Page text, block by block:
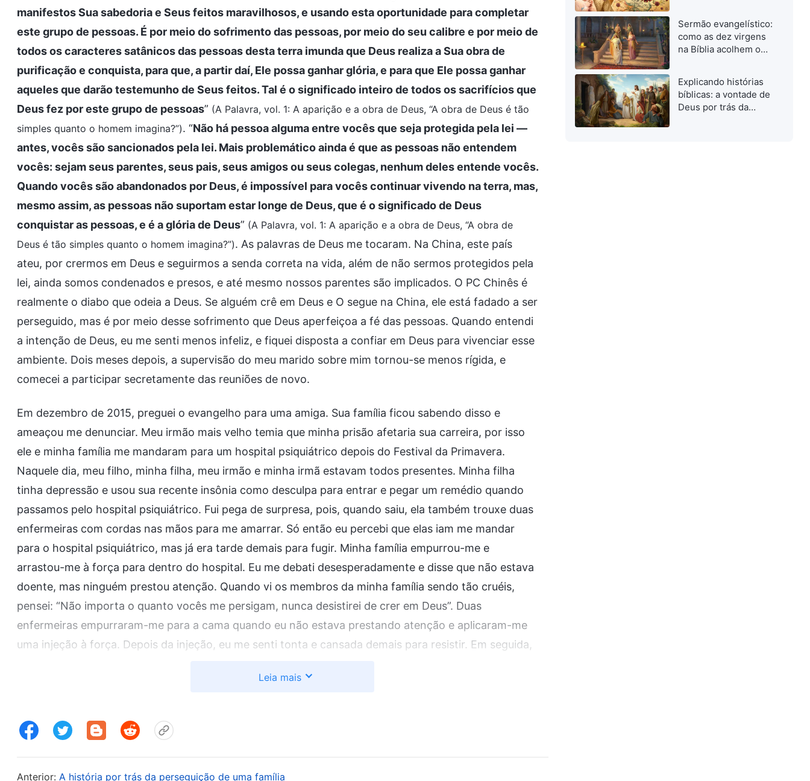
manifestos Sua sabedoria e Seus feitos maravilhosos, e usando esta oportunidade para completar
este grupo de pessoas. É por meio do sofrimento das pessoas, por meio do seu calibre e por meio de
todos os caracteres satânicos das pessoas desta terra imunda que Deus realiza a Sua obra de
purificação e conquista, para que, a partir daí, Ele possa ganhar glória, e para que Ele possa ganhar
aqueles que darão testemunho de Seus feitos. Tal é o significado inteiro de todos os sacrifícios que
Deus fez por este grupo de pessoas” (A Palavra, vol. 1: A aparição e a obra de Deus, “A obra de Deus é tão
simples quanto o homem imagina?”). “Não há pessoa alguma entre vocês que seja protegida pela lei —
antes, vocês são sancionados pela lei. Mais problemático ainda é que as pessoas não entendem
vocês: sejam seus parentes, seus pais, seus amigos ou seus colegas, nenhum deles entende vocês.
Quando vocês são abandonados por Deus, é impossível para vocês continuar vivendo na terra, mas,
mesmo assim, as pessoas não suportam estar longe de Deus, que é o significado de Deus
conquistar as pessoas, e é a glória de Deus” (A Palavra, vol. 1: A aparição e a obra de Deus, “A obra de
Deus é tão simples quanto o homem imagina?”). As palavras de Deus me tocaram. Na China, este país
ateu, por crermos em Deus e seguirmos a senda correta na vida, além de não sermos protegidos pela
lei, ainda somos condenados e presos, e até mesmo nossos parentes são implicados. O PC Chinês é
realmente o diabo que odeia a Deus. Se alguém crê em Deus e O segue na China, ele está fadado a ser
perseguido, mas é por meio desse sofrimento que Deus aperfeiçoa a fé das pessoas. Quando entendi
a intenção de Deus, eu me senti menos infeliz, e fiquei disposta a confiar em Deus para vivenciar esse
ambiente. Dois meses depois, a supervisão do meu marido sobre mim tornou-se menos rígida, e
comecei a participar secretamente das reuniões de novo.
Em dezembro de 2015, preguei o evangelho para uma amiga. Sua família ficou sabendo disso e
ameaçou me denunciar. Meu irmão mais velho temia que minha prisão afetaria sua carreira, por isso
ele e minha família me mandaram para um hospital psiquiátrico depois do Festival da Primavera.
Naquele dia, meu filho, minha filha, meu irmão e minha irmã estavam todos presentes. Minha filha
tinha depressão e usou sua recente insônia como desculpa para entrar e pegar um remédio quando
passamos pelo hospital psiquiátrico. Fui pega de surpresa, pois, quando saiu, ela também trouxe duas
enfermeiras com cordas nas mãos para me amarrar. Só então eu percebi que elas iam me mandar
para o hospital psiquiátrico, mas já era tarde demais para fugir. Minha família empurrou-me e
arrastou-me à força para dentro do hospital. Eu me debati desesperadamente e disse que não estava
doente, mas ninguém prestou atenção. Quando vi os membros da minha família sendo tão cruéis,
pensei: “Não importa o quanto vocês me persigam, nunca desistirei de crer em Deus”. Duas
enfermeiras empurraram-me para a cama quando eu não estava prestando atenção e aplicaram-me
uma injeção à força. Depois da injeção, eu me senti tonta e cansada demais para resistir. Em seguida,
que eu deveria ser internada lá durante a noite para observação. Naquela noite, eu estava deitada na
não esperava que a minha família ia me mandar para um hospital psiquiátrico apenas para proteger
seus interesses e não ser implicada por mim. Aquilo foi tão cruel. Como essas pessoas podiam ser
minha família? Elas eram apenas um bando de diabos! No dia seguinte, vi o atestado médico, que
Leia mais
Anterior: A história por trás da perseguição de uma família
Deus
Sermão evangelístico:
como as dez virgens
na Bíblia acolhem o
Explicando histórias
bíblicas: a vontade de
Deus por trás da